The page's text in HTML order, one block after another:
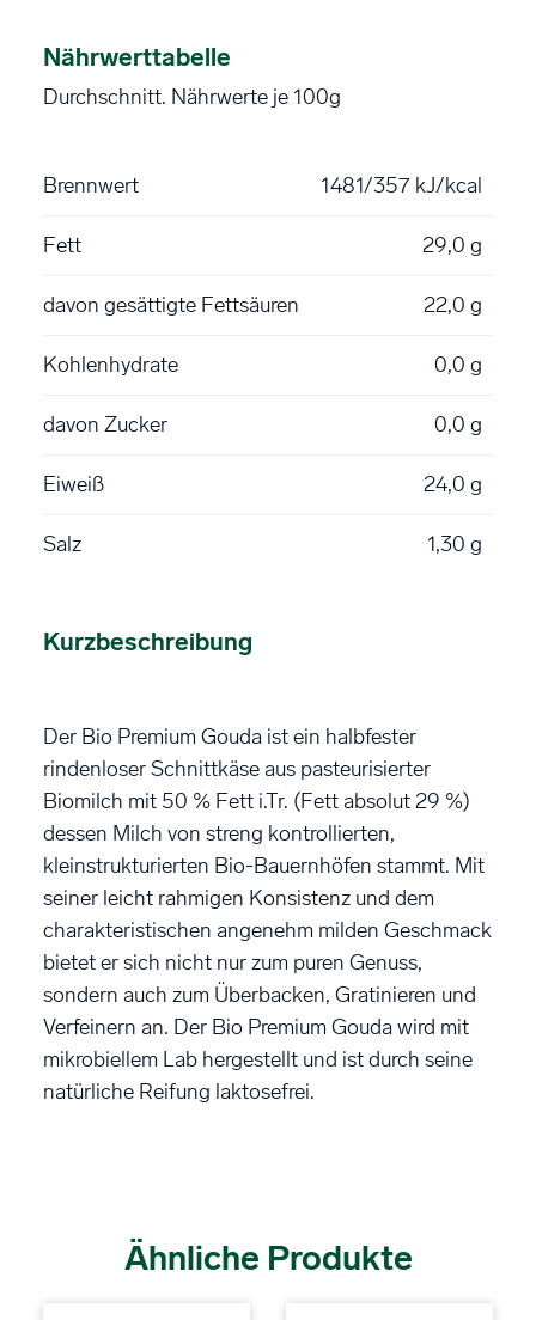
Nährwerttabelle
Durchschnitt. Nährwerte je 100g
Brennwert 1481/357 kJ/kcal
Fett 29,0 g
davon gesättigte Fettsäuren 22,0 g
Kohlenhydrate 0,0 g
davon Zucker 0,0 g
Eiweiß 24,0 g
Salz 1,30 g
Kurzbeschreibung
Der Bio Premium Gouda ist ein halbfester
rindenloser Schnittkäse aus pasteurisierter
Biomilch mit 50 % Fett i.Tr. (Fett absolut 29 %)
dessen Milch von streng kontrollierten,
kleinstrukturierten Bio-Bauernhöfen stammt. Mit
seiner leicht rahmigen Konsistenz und dem
charakteristischen angenehm milden Geschmack
bietet er sich nicht nur zum puren Genuss,
sondern auch zum Überbacken, Gratinieren und
Verfeinern an. Der Bio Premium Gouda wird mit
mikrobiellem Lab hergestellt und ist durch seine
natürliche Reifung laktosefrei.
Ähnliche Produkte